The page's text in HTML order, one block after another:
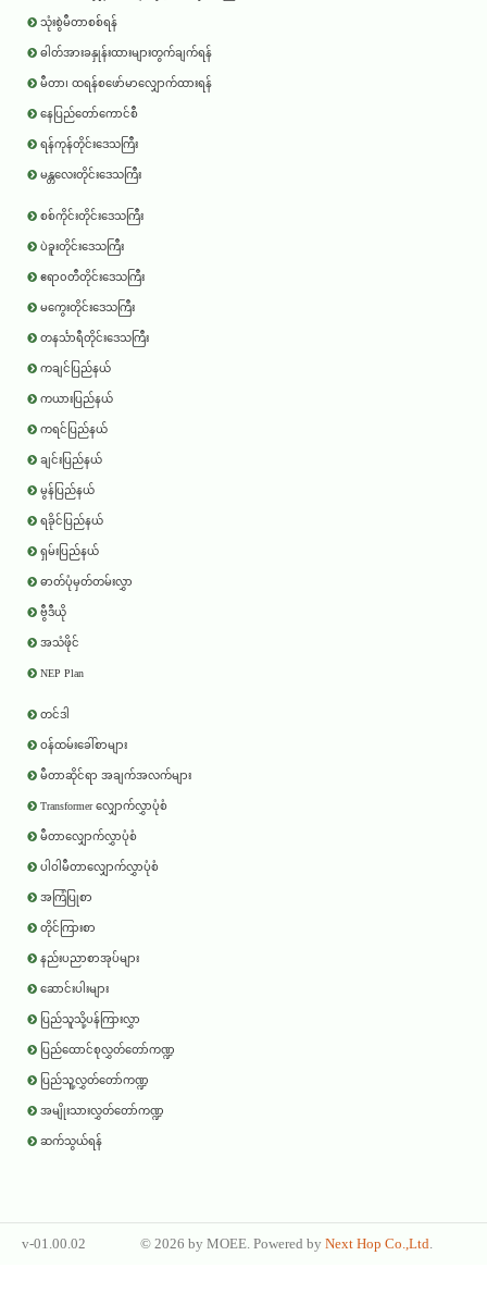
သုံးစွဲမီတာစစ်ရန်
ဓါတ်အားခနှုန်းထားများတွက်ချက်ရန်
မီတာ၊ ထရန်စဖော်မာလျှောက်ထားရန်
နေပြည်တော်ကောင်စီ
ရန်ကုန်တိုင်းဒေသကြီး
မန္တလေးတိုင်းဒေသကြီး
စစ်ကိုင်းတိုင်းဒေသကြီး
ပဲခူးတိုင်းဒေသကြီး
ဧရာ၀တီတိုင်းဒေသကြီး
မကွေးတိုင်းဒေသကြီး
တနင်္သာရီတိုင်းဒေသကြီး
ကချင်ပြည်နယ်
ကယားပြည်နယ်
ကရင်ပြည်နယ်
ချင်းပြည်နယ်
မွန်ပြည်နယ်
ရခိုင်ပြည်နယ်
ရှမ်းပြည်နယ်
ဓာတ်ပုံမှတ်တမ်းလွှာ
ဗွီဒီယို
အသံဖိုင်
NEP Plan
တင်ဒါ
ဝန်ထမ်းခေါ်စာများ
မီတာဆိုင်ရာ အချက်အလက်များ
Transformer လျှောက်လွှာပုံစံ
မီတာလျှောက်လွှာပုံစံ
ပါဝါမီတာလျှောက်လွှာပုံစံ
အကြံပြုစာ
တိုင်ကြားစာ
နည်းပညာစာအုပ်များ
ဆောင်းပါးများ
ပြည်သူသို့ပန်ကြားလွှာ
ပြည်ထောင်စုလွှတ်တော်ကဏ္ဍ
ပြည်သူ့လွှတ်တော်ကဏ္ဍ
အမျိုးသားလွှတ်တော်ကဏ္ဍ
ဆက်သွယ်ရန်
v-01.00.02 © 2026 by MOEE. Powered by Next Hop Co.,Ltd.